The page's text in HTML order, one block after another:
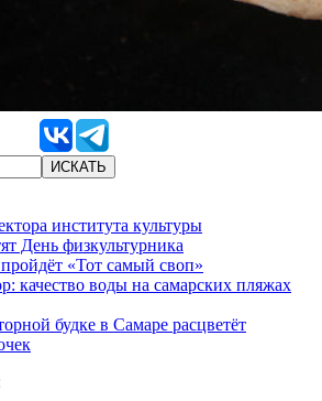
института культуры
День физкультурника
«Тот самый своп»
качество воды на самарских пляжах
будке в Самаре расцветёт